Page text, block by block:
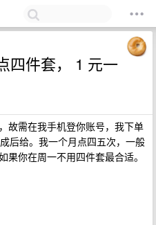
四件套， 1 元一
故需在我手机登你账号，我下单
后给。我一个月点四五次，一般
你在周一不用四件套最合适。